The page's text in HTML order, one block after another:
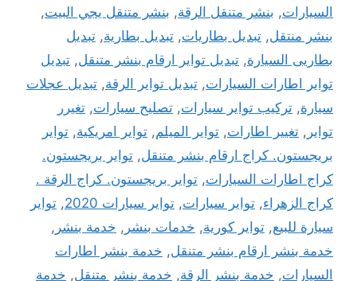
السيارات, بنشر متنقل الرقة, بنشر متنقل يجي البيت,
بنشر منتقل, تبديل بطاريات, تبديل بطارية, تبديل
بطاريى السيارة, تبديل تواير ارقام بنشر متنقل, تبديل
تواير اطارات السيارات, تبديل تواير الرقة, تبديل عجلات
سيارة, تركيب تواير سيارات, تصليح سيارات, تغيرر
تواير , تغيير اطارات, تواير الميلم, تواير امريكية, تواير
بريجستون. كراج ارقام بنشر متنقل, تواير بريجستون.
كراج اطارات السيارات, تواير بريجستون. كراج الرقة .
كراج الزهراء, تواير سيارات, تواير سيارات 2020 , تواير
سيارة للبيع, تواير كورية, خدمات بنشر , خدمة بنشر ,
خدمة بنشر ارقام بنشر متنقل, خدمة بنشر اطارات
السيارات, خدمة بنشر الرقة, خدمة بنشر متنقل, خدمة